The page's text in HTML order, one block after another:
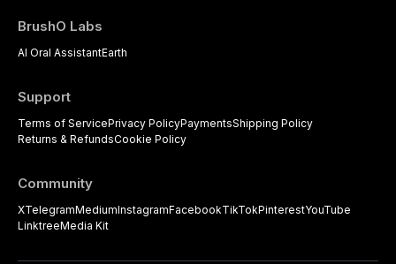
BrushO Labs
AI Oral AssistantEarth
Support
Terms of ServicePrivacy PolicyPaymentsShipping Policy
Returns & RefundsCookie Policy
Community
XTelegramMediumInstagramFacebookTikTokPinterestYouTube
LinktreeMedia Kit